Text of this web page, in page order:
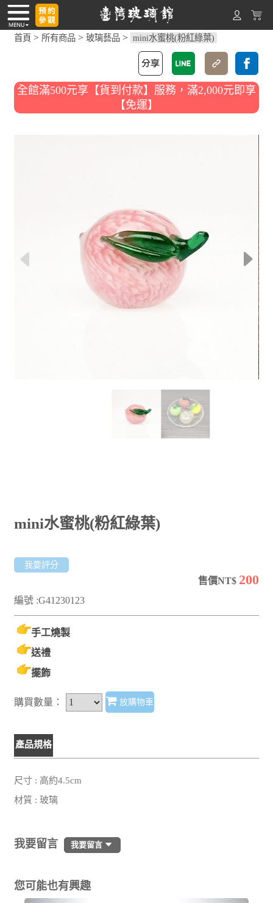
首頁 > 所有商品 >玻璃藝品 > mini水蜜桃(粉紅綠葉)
全館滿500元享【貨到付款】服務，滿2,000元即享
【免運】
mini水蜜桃(粉紅綠葉)
我要評分
售價NT$ 200
編號 :G41230123
手工燒製
送禮
擺飾
購買數量： 放購物車
產品規格
尺寸 : 高約4.5cm
材質 : 玻璃
我要留言 我要留言
您可能也有興趣